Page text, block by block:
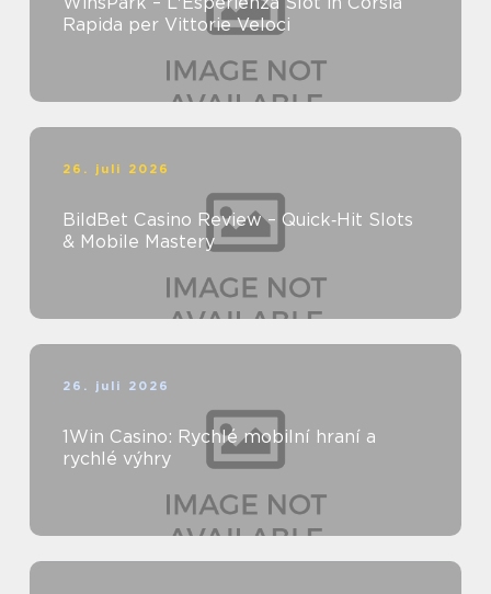
Rapida per Vittorie Veloci
26. juli 2026
BildBet Casino Review – Quick‑Hit Slots
& Mobile Mastery
26. juli 2026
1Win Casino: Rychlé mobilní hraní a
rychlé výhry